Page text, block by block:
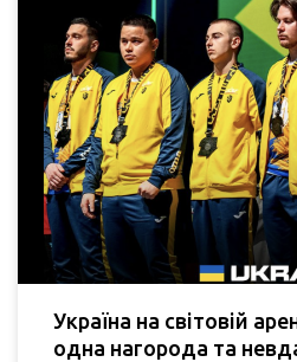
Україна на світовій
одна нагорода та